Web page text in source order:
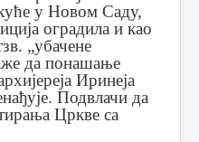
у Новом Саду,
оградила и као
„убачене
да понашање
Иринеја
Подвлачи да
Цркве са